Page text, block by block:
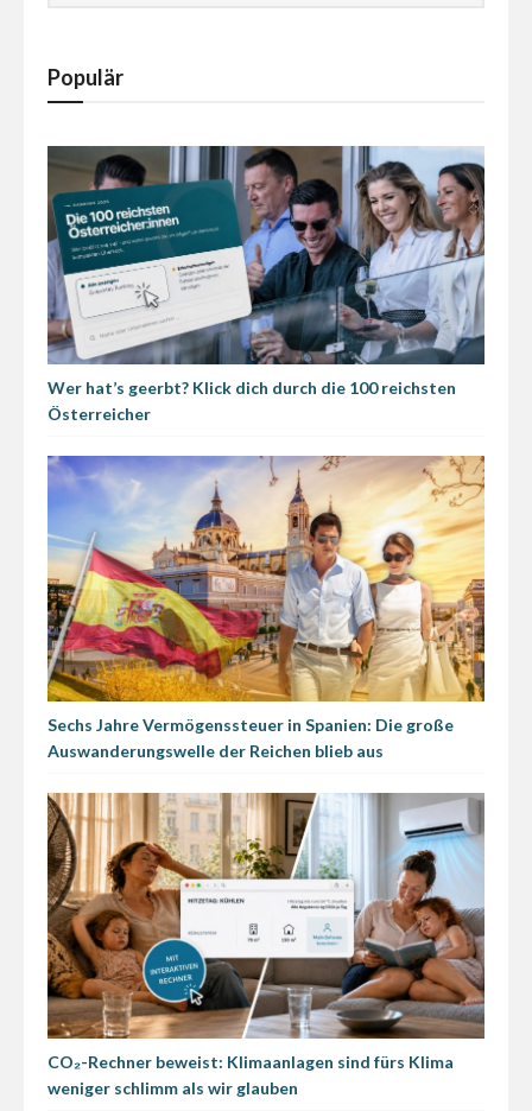
Populär
Wer hat’s geerbt? Klick dich durch die 100 reichsten
Österreicher
Sechs Jahre Vermögenssteuer in Spanien: Die große
Auswanderungswelle der Reichen blieb aus
CO₂-Rechner beweist: Klimaanlagen sind fürs Klima
weniger schlimm als wir glauben